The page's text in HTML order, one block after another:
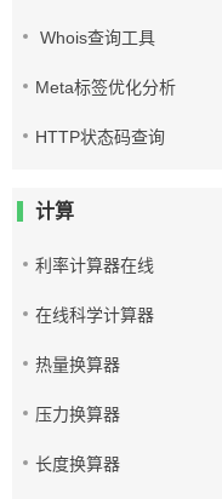
Whois查询工具
Meta标签优化分析
HTTP状态码查询
计算
利率计算器在线
在线科学计算器
热量换算器
压力换算器
长度换算器